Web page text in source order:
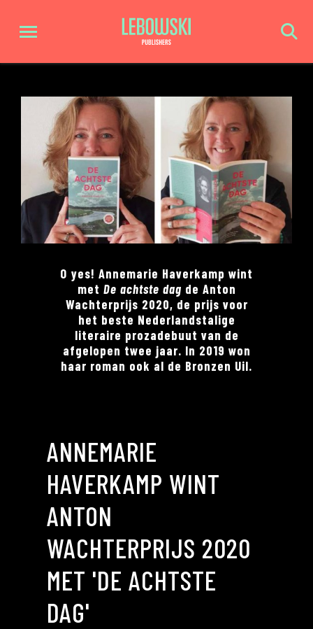
O yes! Annemarie Haverkamp wint
met De achtste dag de Anton
Wachterprijs 2020, de prijs voor
het beste Nederlandstalige
literaire prozadebuut van de
afgelopen twee jaar. In 2019 won
haar roman ook al de Bronzen Uil.
ANNEMARIE
HAVERKAMP WINT
ANTON
WACHTERPRIJS 2020
MET 'DE ACHTSTE
DAG'